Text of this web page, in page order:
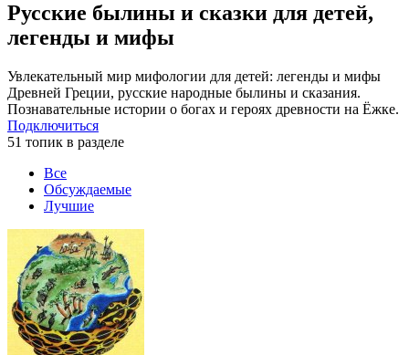
Русские былины и сказки для детей,
легенды и мифы
Увлекательный мир мифологии для детей: легенды и мифы
Древней Греции, русские народные былины и сказания.
Познавательные истории о богах и героях древности на Ёжке.
Подключиться
51 топик в разделе
Все
Обсуждаемые
Лучшие